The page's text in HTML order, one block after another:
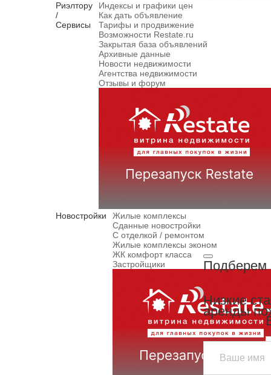
Риэлтору
/
Сервисы
Индексы и графики цен
Как дать объявление
Тарифы и продвижение
Возможности Restate.ru
Закрытая база объявлений
Архивные данные
Новости недвижимости
Агентства недвижимости
Отзывы и форум
Новостройки
Жилые комплексы
Сданные новостройки
С отделкой / ремонтом
Жилые комплексы эконом
ЖК комфорт класса
Застройщики
Подберем
Низкие
аренды